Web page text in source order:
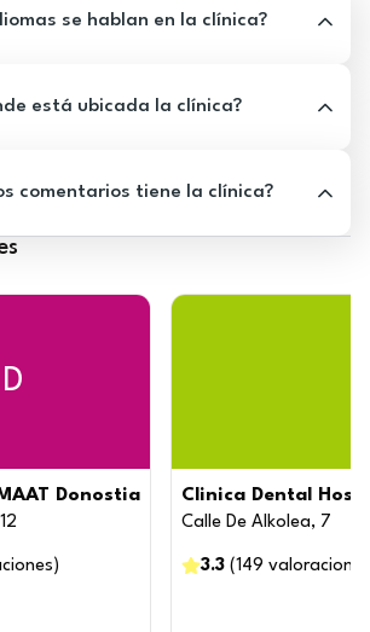
se hablan en la clínica?
está ubicada la clínica?
comentarios tiene la clínica?
Donostia
)
Clinica Dental
Calle De Alkolea, 7
3.3 (149 valoraciones